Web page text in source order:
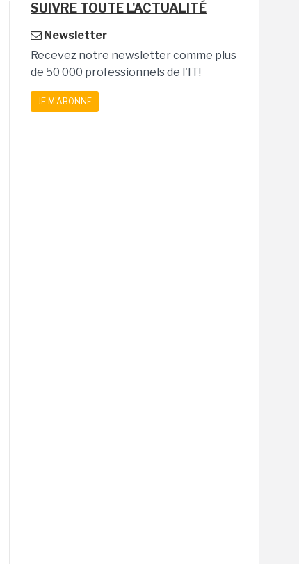
SUIVRE TOUTE L'ACTUALITÉ
Newsletter
Recevez notre newsletter comme plus
de 50 000 professionnels de l'IT!
JE M'ABONNE